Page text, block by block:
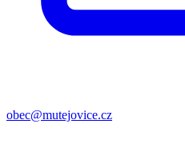
obec@mutejovice.cz